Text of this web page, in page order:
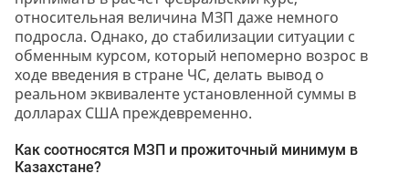
относительная величина МЗП даже немного
подросла. Однако, до стабилизации ситуации с
обменным курсом, который непомерно возрос в
ходе введения в стране ЧС, делать вывод о
реальном эквиваленте установленной суммы в
долларах США преждевременно.
Как соотносятся МЗП и прожиточный минимум в
Казахстане?